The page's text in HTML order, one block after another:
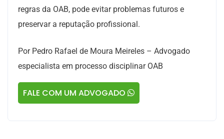
regras da OAB, pode evitar problemas futuros e
preservar a reputação profissional.
Por Pedro Rafael de Moura Meireles – Advogado
especialista em processo disciplinar OAB
FALE COM UM ADVOGADO